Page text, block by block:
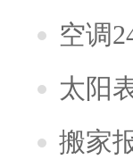
空调
太阳
搬家